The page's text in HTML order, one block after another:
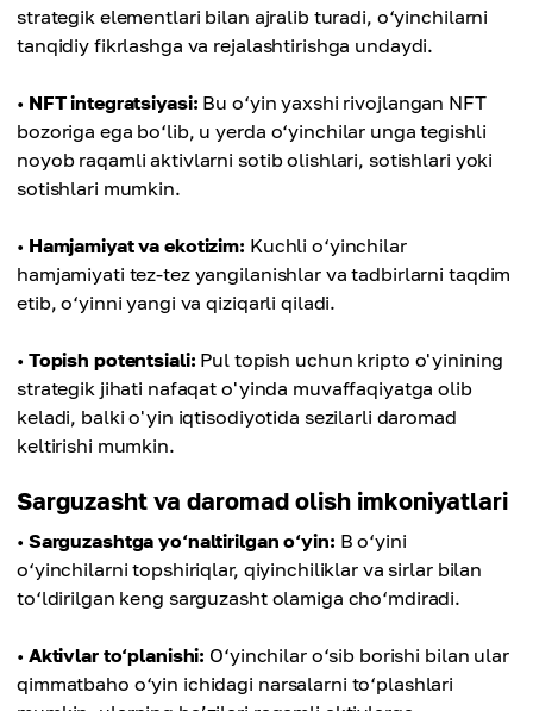
strategik elementlari bilan ajralib turadi, o‘yinchilarni
tanqidiy fikrlashga va rejalashtirishga undaydi.
• NFT integratsiyasi: Bu o‘yin yaxshi rivojlangan NFT
bozoriga ega bo‘lib, u yerda o‘yinchilar unga tegishli
noyob raqamli aktivlarni sotib olishlari, sotishlari yoki
sotishlari mumkin.
• Hamjamiyat va ekotizim: Kuchli o‘yinchilar
hamjamiyati tez-tez yangilanishlar va tadbirlarni taqdim
etib, o‘yinni yangi va qiziqarli qiladi.
• Topish potentsiali: Pul topish uchun kripto o'yinining
strategik jihati nafaqat o'yinda muvaffaqiyatga olib
keladi, balki o'yin iqtisodiyotida sezilarli daromad
keltirishi mumkin.
Sarguzasht va daromad olish imkoniyatlari
• Sarguzashtga yo‘naltirilgan o‘yin: B o‘yini
o‘yinchilarni topshiriqlar, qiyinchiliklar va sirlar bilan
to‘ldirilgan keng sarguzasht olamiga cho‘mdiradi.
• Aktivlar to‘planishi: O‘yinchilar o‘sib borishi bilan ular
qimmatbaho o‘yin ichidagi narsalarni to‘plashlari